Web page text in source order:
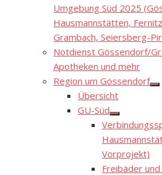
Umgebung Süd 2025
Hausmannstätten,
Grambach, Seiersberg-
Notdienst Gössendorf/
Apotheken und mehr
Region um Gössendorf
Übersicht
GU-Süd
Show
sub
menu
Vorprojekt)
Freibäder